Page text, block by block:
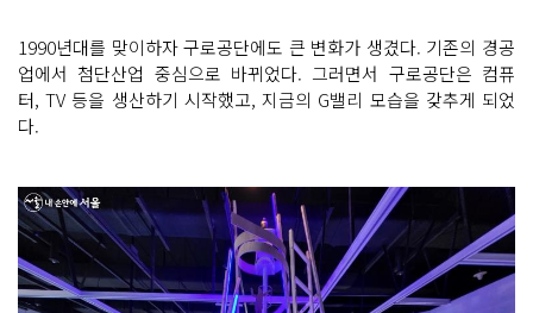
1990년대를 맞이하자 구로공단에도 큰 변화가 생겼다. 기존의 경공
업에서 첨단산업 중심으로 바뀌었다. 그러면서 구로공단은 컴퓨
터, TV 등을 생산하기 시작했고, 지금의 G밸리 모습을 갖추게 되었
다.